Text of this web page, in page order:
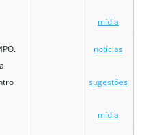
mídia
notícias
sugestões
mídia